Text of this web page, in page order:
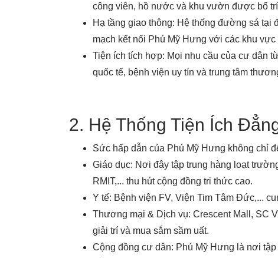
công viên, hồ nước và khu vườn được bố
Hạ tầng giao thông: Hệ thống đường sá tại
mạch kết nối Phú Mỹ Hưng với các khu
Tiện ích tích hợp: Mọi nhu cầu của cư dân
quốc tế, bệnh viện uy tín và trung tâm
2. Hệ Thống Tiện Ích
Sức hấp dẫn của Phú Mỹ Hưng không chỉ
Giáo dục: Nơi đây tập trung hàng loạt
RMIT,... thu hút cộng đồng tri thức cao.
Y tế: Bệnh viện FV, Viện Tim Tâm Đức,...
Thương mại & Dịch vụ: Crescent Mall, SC
giải trí và mua sắm sầm uất.
Cộng đồng cư dân: Phú Mỹ Hưng là nơi